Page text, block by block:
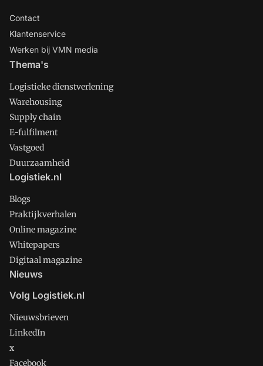
Contact
Klantenservice
Werken bij VMN media
Thema's
Logistieke dienstverlening
Warehousing
Supply chain
E-fulfilment
Vastgoed
Duurzaamheid
Logistiek.nl
Blogs
Praktijkverhalen
Online magazine
Whitepapers
Digitaal magazine
Nieuws
Volg Logistiek.nl
Nieuwsbrieven
LinkedIn
x
Facebook